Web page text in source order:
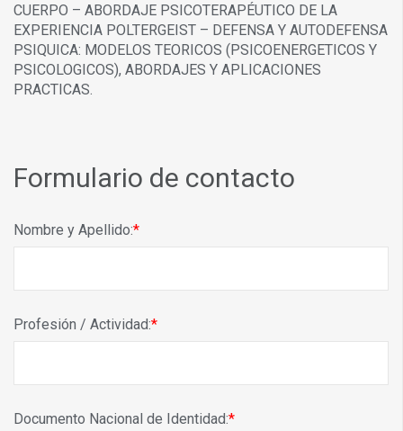
CUERPO – ABORDAJE PSICOTERAPÉUTICO DE LA
EXPERIENCIA POLTERGEIST – DEFENSA Y AUTODEFENSA
PSIQUICA: MODELOS TEORICOS (PSICOENERGETICOS Y
PSICOLOGICOS), ABORDAJES Y APLICACIONES
PRACTICAS.
Formulario de contacto
Nombre y Apellido:
Profesión / Actividad:
Documento Nacional de Identidad: